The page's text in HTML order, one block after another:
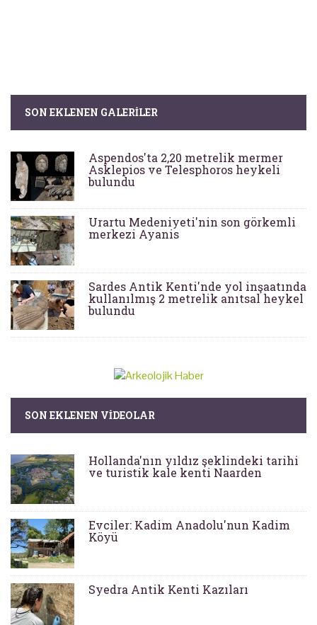
SON EKLENEN GALERILER
Aspendos'ta 2,20 metrelik mermer
Asklepios ve Telesphoros heykeli
bulundu
Urartu Medeniyeti'nin son görkemli
merkezi Ayanis
Sardes Antik Kenti'nde yol inşaatında
kullanılmış 2 metrelik anıtsal heykel
bulundu
SON EKLENEN VIDEOLAR
Hollanda'nın yıldız şeklindeki tarihi
ve turistik kale kenti Naarden
Evciler: Kadim Anadolu'nun Kadim
Köyü
Syedra Antik Kenti Kazıları